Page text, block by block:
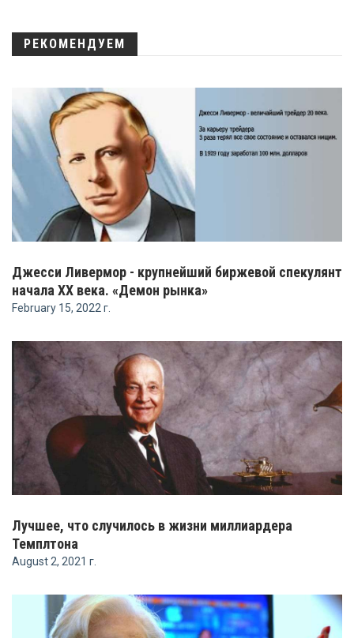
РЕКОМЕНДУЕМ
Джесси Ливермор - крупнейший биржевой спекулянт
начала ХХ века. «Демон рынка»
February 15, 2022 г.
Лучшее, что случилось в жизни миллиардера
Темплтона
August 2, 2021 г.